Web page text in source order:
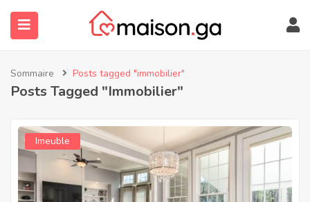
(À Propos)
Sommaire Posts tagged "immobilier"
Posts Tagged "immobilier"
Imeuble